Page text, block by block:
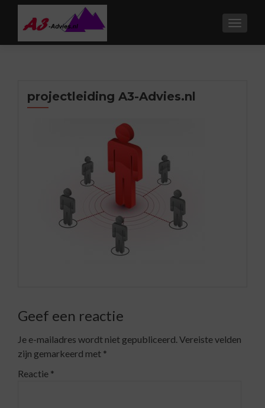
projectleiding A3-Advies.nl
Geef een reactie
Je e-mailadres wordt niet gepubliceerd.Vereiste velden
zijn gemarkeerd met *
Reactie *